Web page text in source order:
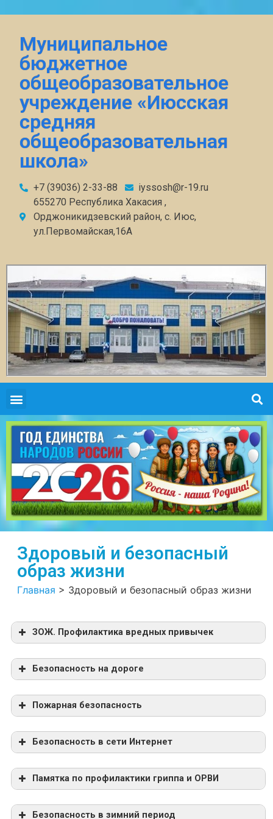
Муниципальное
бюджетное
общеобразовательное
учреждение «Июсская
средняя
общеобразовательная
школа»
+7 (39036) 2-33-88
iyssosh@r-19.ru
655270 Республика Хакасия ,
Орджоникидзевский район, с. Июс,
ул.Первомайская,16А
Здоровый и безопасный
образ жизни
Главная > Здоровый и безопасный образ жизни
ЗОЖ. Профилактика вредных привычек
Безопасность на дороге
ПАМЯТКА ШКОЛЬНИКУ
Пожарная безопасность
Памятка
Памятка для родителей «Пожар в доме»
Памятка «Печное отопление и меры
безопасности»
Памятка по пожарной безопасности для
Безопасность в сети Интернет
Памятка по профилактики гриппа и ОРВИ
Безопасность в зимний период